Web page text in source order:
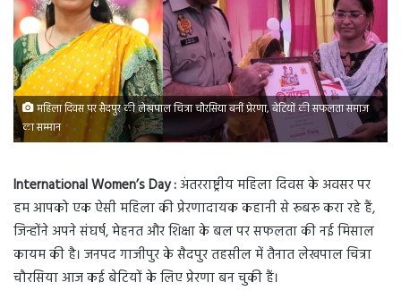
महिला दिवस पर सैदपुर की लेखपाल चित्रा चौरसिया बनीं प्रेरणा, बेटियों की सफलता समाज
का सम्मान
International Women’s Day :अंतरराष्ट्रीय महिला दिवस के अवसर पर
हम आपको एक ऐसी महिला की प्रेरणादायक कहानी से रूबरू करा रहे हैं,
जिन्होंने अपने संघर्ष, मेहनत और शिक्षा के बल पर सफलता की नई मिसाल
कायम की है। जनपद गाजीपुर के सैदपुर तहसील में तैनात लेखपाल चित्रा
चौरसिया आज कई बेटियों के लिए प्रेरणा बन चुकी हैं।